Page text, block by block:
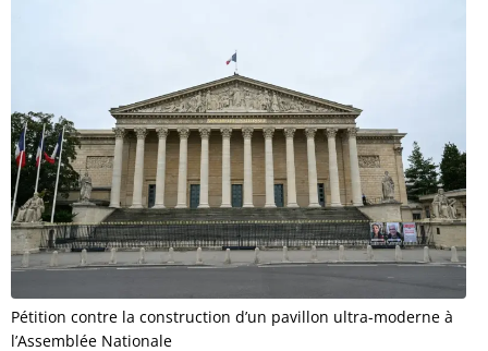
Pétition contre la construction d’un pavillon ultra-moderne à
l’Assemblée Nationale